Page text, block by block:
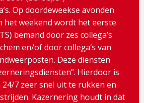
Op doordeweekse avonden
het weekend wordt het eerste
bemand door zes collega’s
en/of door collega’s van
Deze diensten
Hierdoor is
7 zeer snel uit te rukken en
Kazernering houdt in dat